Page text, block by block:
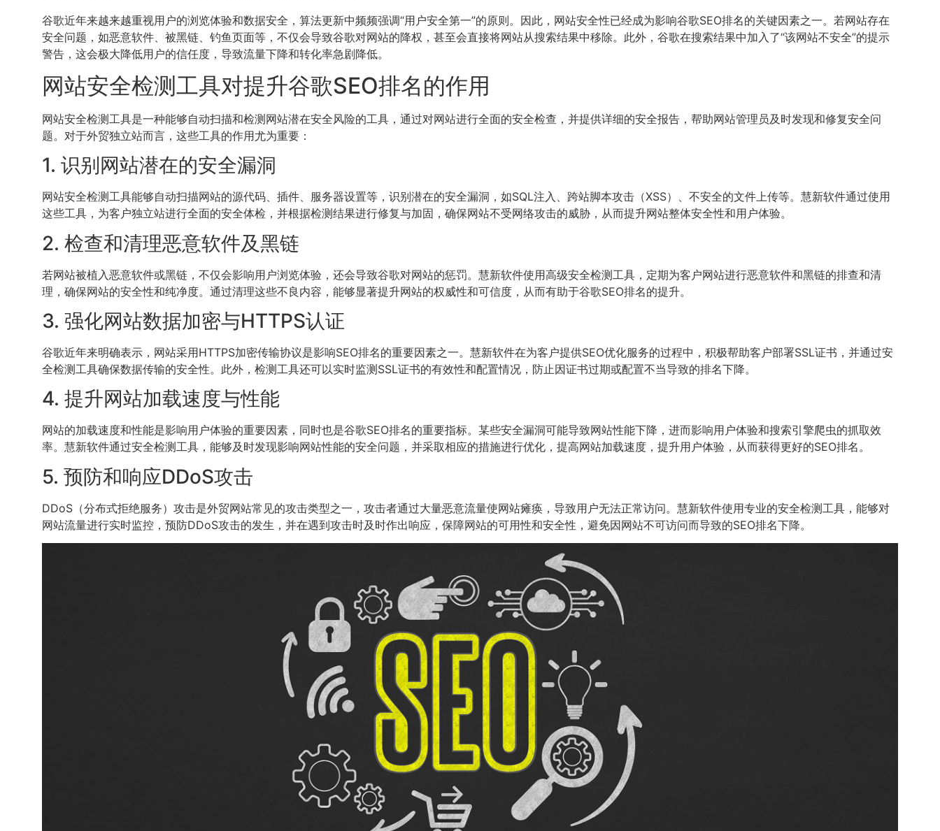
谷歌近年来越来越重视用户的浏览体验和数据安全，算法更新中频频强调“用户安全第一”的原则。因此，网站安全性已经成为影响谷歌SEO排名的关键因素之一。若网站存在
安全问题，如恶意软件、被黑链、钓鱼页面等，不仅会导致谷歌对网站的降权，甚至会直接将网站从搜索结果中移除。此外，谷歌在搜索结果中加入了“该网站不安全”的提示
警告，这会极大降低用户的信任度，导致流量下降和转化率急剧降低。
网站安全检测工具对提升谷歌SEO排名的作用
网站安全检测工具是一种能够自动扫描和检测网站潜在安全风险的工具，通过对网站进行全面的安全检查，并提供详细的安全报告，帮助网站管理员及时发现和修复安全问
题。对于外贸独立站而言，这些工具的作用尤为重要：
1. 识别网站潜在的安全漏洞
网站安全检测工具能够自动扫描网站的源代码、插件、服务器设置等，识别潜在的安全漏洞，如SQL注入、跨站脚本攻击（XSS）、不安全的文件上传等。慧新软件通过使用
这些工具，为客户独立站进行全面的安全体检，并根据检测结果进行修复与加固，确保网站不受网络攻击的威胁，从而提升网站整体安全性和用户体验。
2. 检查和清理恶意软件及黑链
若网站被植入恶意软件或黑链，不仅会影响用户浏览体验，还会导致谷歌对网站的惩罚。慧新软件使用高级安全检测工具，定期为客户网站进行恶意软件和黑链的排查和清
理，确保网站的安全性和纯净度。通过清理这些不良内容，能够显著提升网站的权威性和可信度，从而有助于谷歌SEO排名的提升。
3. 强化网站数据加密与HTTPS认证
谷歌近年来明确表示，网站采用HTTPS加密传输协议是影响SEO排名的重要因素之一。慧新软件在为客户提供SEO优化服务的过程中，积极帮助客户部署SSL证书，并通过安
全检测工具确保数据传输的安全性。此外，检测工具还可以实时监测SSL证书的有效性和配置情况，防止因证书过期或配置不当导致的排名下降。
4. 提升网站加载速度与性能
网站的加载速度和性能是影响用户体验的重要因素，同时也是谷歌SEO排名的重要指标。某些安全漏洞可能导致网站性能下降，进而影响用户体验和搜索引擎爬虫的抓取效
率。慧新软件通过安全检测工具，能够及时发现影响网站性能的安全问题，并采取相应的措施进行优化，提高网站加载速度，提升用户体验，从而获得更好的SEO排名。
5. 预防和响应DDoS攻击
DDoS（分布式拒绝服务）攻击是外贸网站常见的攻击类型之一，攻击者通过大量恶意流量使网站瘫痪，导致用户无法正常访问。慧新软件使用专业的安全检测工具，能够对
网站流量进行实时监控，预防DDoS攻击的发生，并在遇到攻击时及时作出响应，保障网站的可用性和安全性，避免因网站不可访问而导致的SEO排名下降。